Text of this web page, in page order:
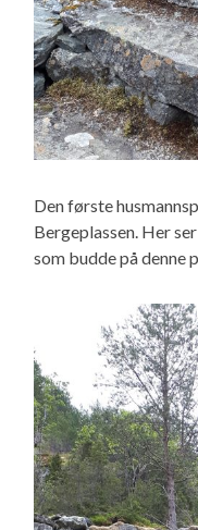
Den første
Bergeplassen. Her
som budde på denne